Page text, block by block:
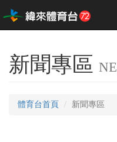
新聞專區
體育台首頁 新聞專區